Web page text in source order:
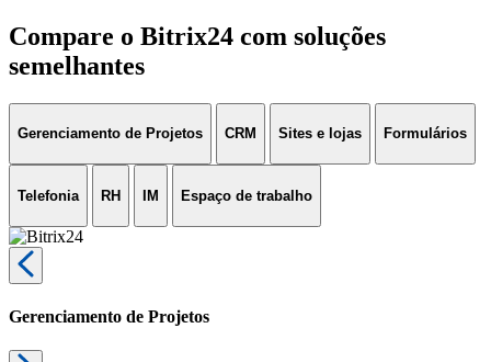
Compare o Bitrix24 com soluções
semelhantes
Gerenciamento de Projetos CRM Sites e lojas Formulários
Telefonia RH IM Espaço de trabalho
Gerenciamento de Projetos